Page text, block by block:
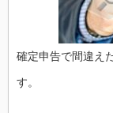
確定申告で間違え
す。